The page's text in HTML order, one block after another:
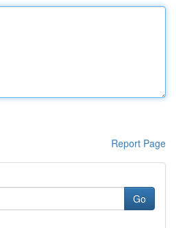
Report Page
Go